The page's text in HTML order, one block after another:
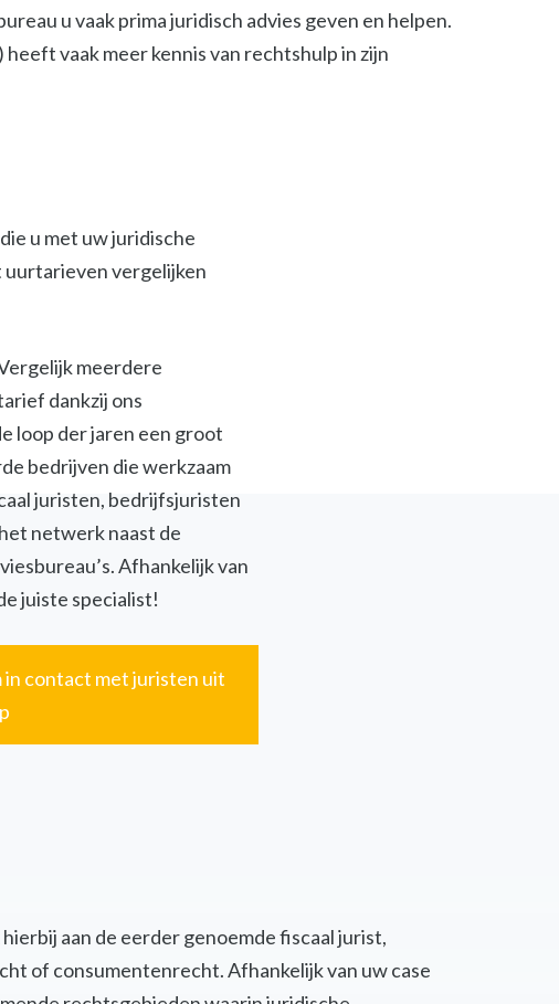
u vaak prima juridisch advies geven en helpen.
vaak meer kennis van rechtshulp in zijn
u met uw juridische
uurtarieven vergelijken
meerdere
dankzij ons
loop der jaren een groot
bedrijven die werkzaam
juristen, bedrijfsjuristen
netwerk naast de
Afhankelijk van
juiste specialist!
contact met juristen uit
aan de eerder genoemde fiscaal jurist,
of consumentenrecht. Afhankelijk van uw case